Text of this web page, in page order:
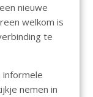
nieuwe
welkom is
te
nemen in